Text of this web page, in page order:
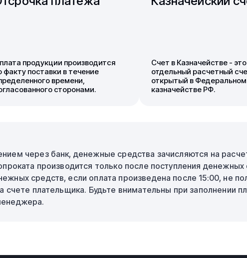
продукции производится
факту поставки в течение
времени,
сторонами.
Счет в Казначействе - это
отдельный расчетный
открытый в Федеральном
казначействе РФ.
через банк, денежные средства зачисляются на
производится только после поступления
средств, если оплата произведена после 15:00, не
счете плательщика. Будьте внимательны при заполнении